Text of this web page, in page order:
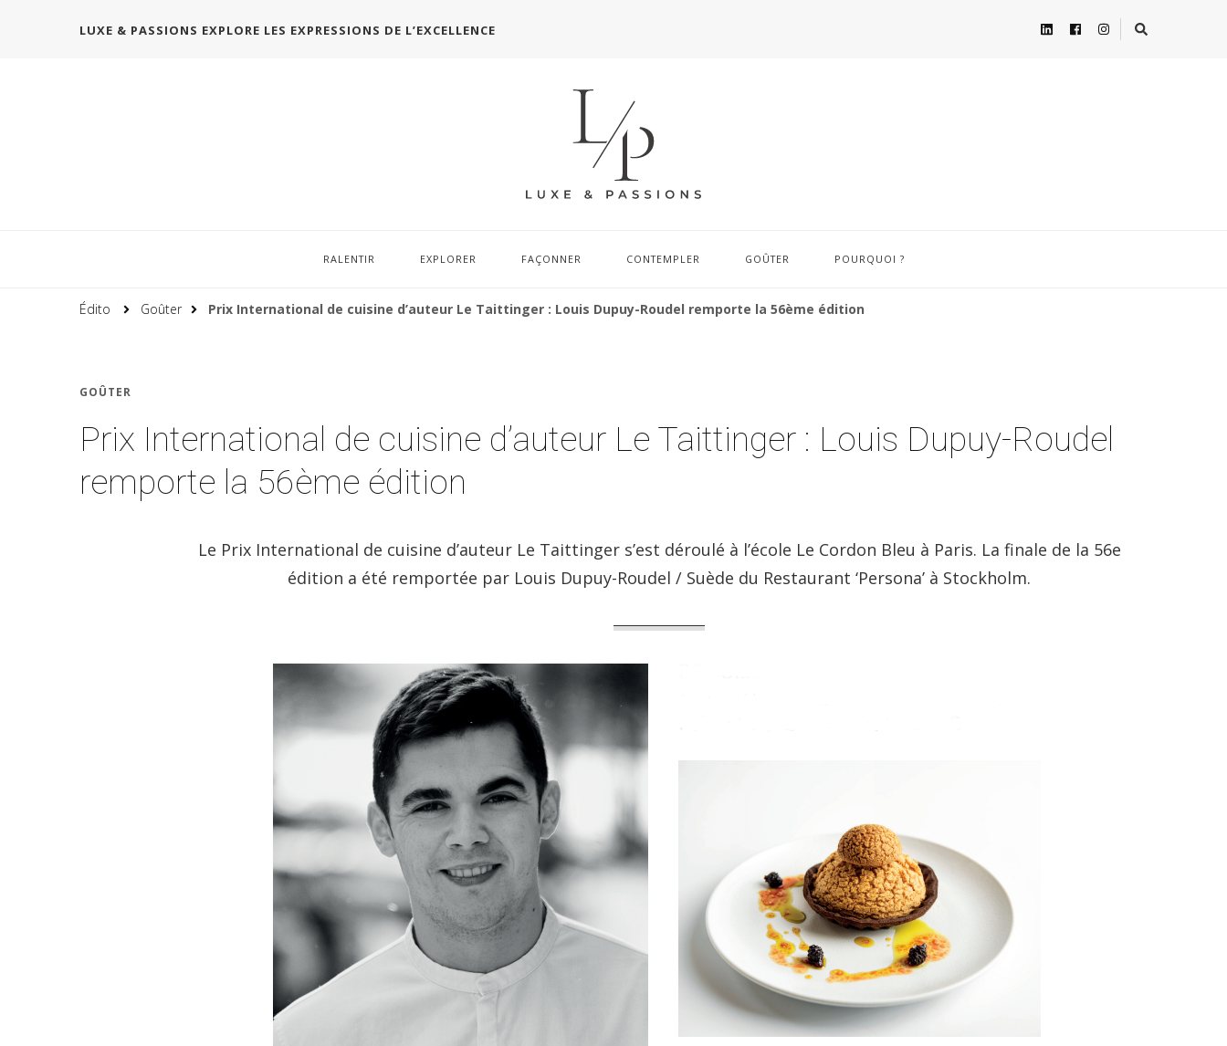
LUXE & PASSIONS EXPLORE LES EXPRESSIONS DE L’EXCELLENCE
RALENTIR EXPLORER FAÇONNER CONTEMPLER GOÛTER POURQUOI ?
Édito Goûter Prix International de cuisine d’auteur Le Taittinger : Louis Dupuy-Roudel remporte la 56ème édition
GOÛTER
Prix International de cuisine d’auteur Le Taittinger : Louis Dupuy-Roudel
remporte la 56ème édition
Le Prix International de cuisine d’auteur Le Taittinger s’est déroulé à l’école Le Cordon Bleu à Paris. La finale de la 56e
édition a été remportée par Louis Dupuy-Roudel / Suède du Restaurant ‘Persona’ à Stockholm.